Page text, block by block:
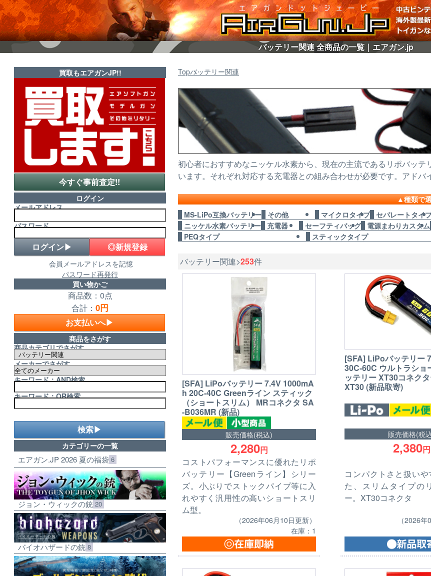
バッテリー関連 全商品の一覧｜エアガン.jp
Topバッテリー関連
初心者におすすめなニッケル水素から、現在の主流であるリポバッ
います。それぞれ対応する充電器との組み合わせが必要です。アドバ
種類で
MS-LiPo互換バッテリー
その他 マイクロタイプ セパレートタイ
ニッケル水素バッテリー
充電器 セーフティバッグ 電源まわりカスタム
PEQタイプ
スティックタイプ
バッテリー関連>253件
[SFA] LiPoバッテリー 7.4V 1000mA
h 20C-40C Greenライン スティック
（ショートスリム） MRコネクタ SA
-B036MR (新品)
販売価格(税込)
2,280円
コストパフォーマンスに優れたリポ
バッテリー【Greenライン】シリー
ズ。小ぶりでストックパイプ等に入
れやすく汎用性の高いショートスリ
ム型。
（2026年06月10日更新）
在庫：1
[SFA] LiPoバッテリー
30C-60C ウルトラショ
ッテリー XT30コネク
XT30 (新品取寄)
販売価格(税
2,380円
コンパクトさと扱い
た、スリムタイプの
ー。XT30コネクタ
（2026年
買取もエアガンJP!!
今すぐ事前査定!!
ログイン
メールアドレス
パスワード
◎新規登録
会員メールアドレスを記憶
パスワード再発行
買い物かご
商品数：0点
合計： 0円
お支払いへ▶
商品をさがす
商品カテゴリでさがす
メーカーでさがす
キーワード：AND検索
キーワード：OR検索
検索▶
カテゴリーの一覧
エアガン.JP 2026 夏の福袋 6
ジョン・ウィックの銃 20
バイオハザードの銃 8